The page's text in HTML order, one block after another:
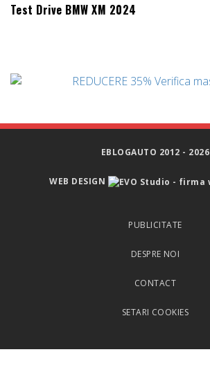
Test Drive BMW XM 2024
EBLOGAUTO 2012 - 2026
WEB DESIGN
PUBLICITATE
DESPRE NOI
CONTACT
SETARI COOKIES